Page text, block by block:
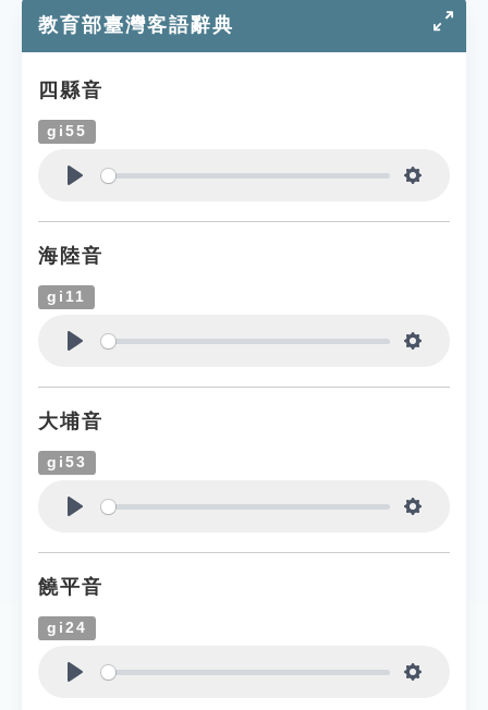
教育部臺灣客語辭典
四縣音
gi55
海陸音
gi11
大埔音
gi53
饒平音
gi24